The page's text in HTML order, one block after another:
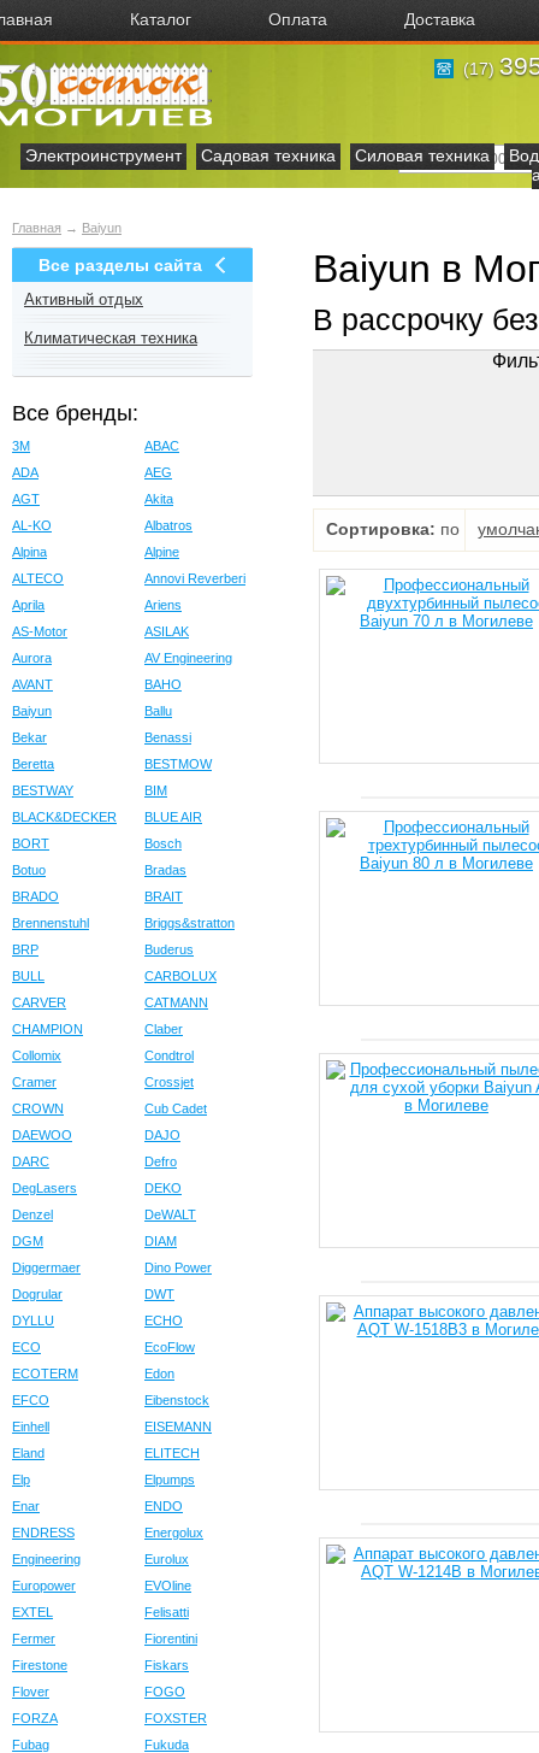
Каталог Оплата Доставка
(17)
Электроинструмент Садовая техника Силовая техника
Главная → Baiyun
Все разделы сайта
Активный отдых
Климатическая техника
Все бренды:
3M
ABAC
ADA
AEG
AGT
Akita
AL-KO
Albatros
Alpina
Alpine
ALTECO
Annovi Reverberi
Aprila
Ariens
AS-Motor
ASILAK
Aurora
AV Engineering
AVANT
BAHO
Baiyun
Ballu
Bekar
Benassi
Beretta
BESTMOW
BESTWAY
BIM
BLACK&DECKER
BLUE AIR
BORT
Bosch
Botuo
Bradas
BRADO
BRAIT
Brennenstuhl
Briggs&stratton
BRP
Buderus
BULL
CARBOLUX
CARVER
CATMANN
CHAMPION
Claber
Collomix
Condtrol
Cramer
Crossjet
CROWN
Cub Cadet
DAEWOO
DAJO
DARC
Defro
DegLasers
DEKO
Denzel
DeWALT
DGM
DIAM
Diggermaer
Dino Power
Dogrular
DWT
DYLLU
ECHO
ECO
EcoFlow
ECOTERM
Edon
EFCO
Eibenstock
Einhell
EISEMANN
Eland
ELITECH
Elp
Elpumps
Enar
ENDO
ENDRESS
Energolux
Engineering
Eurolux
Europower
EVOline
EXTEL
Felisatti
Fermer
Fiorentini
Firestone
Fiskars
Flover
FOGO
FORZA
FOXSTER
Fubag
Fukuda
Baiyun в
В рассрочку
Сортировка: по